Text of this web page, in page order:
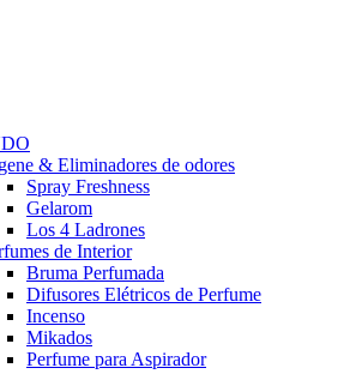
& Eliminadores de odores
Spray Freshness
Gelarom
Los 4 Ladrones
de Interior
Bruma Perfumada
Difusores Elétricos de Perfume
Incenso
Mikados
Perfume para Aspirador